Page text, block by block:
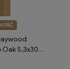
5,3x30